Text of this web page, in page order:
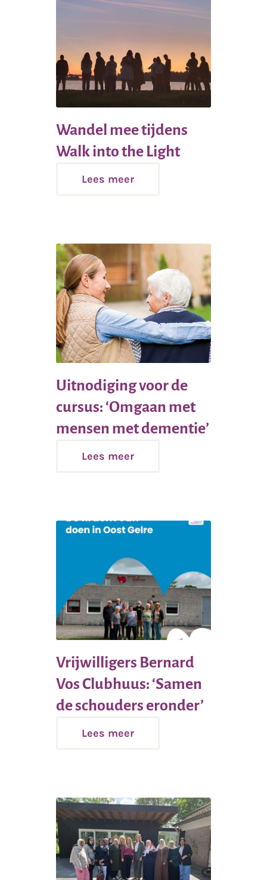
Wandel mee tijdens
Walk into the LightLees
Lees meer
Uitnodiging voor de
cursus: ‘Omgaan met
mensen met dementie’
Lees meer
Vrijwilligers Bernard
Vos Clubhuus: ‘Samen
de schouders eronder’
Lees meer